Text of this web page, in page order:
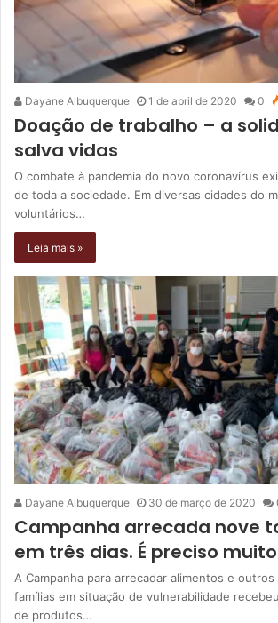
Dayane Albuquerque 1 de abril de 2020 0
Doação de trabalho – a
salva vidas
O combate à pandemia do novo coronavírus
de toda a sociedade. Em diversas cidades do
voluntários…
Leia mais »
Dayane Albuquerque 30 de março de 2020
Campanha arrecada nove
em três dias. É preciso
A Campanha para arrecadar alimentos e
famílias em situação de vulnerabilidade
de produtos…